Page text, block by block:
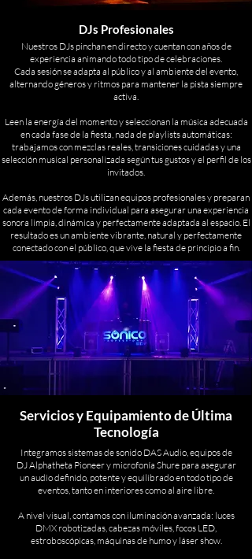
DJs Profesionales
Nuestros DJs pinchan en directo y cuentan con años de
experiencia animando todo tipo de celebraciones.
Cada sesión se adapta al público y al ambiente del evento,
alternando géneros y ritmos para mantener la pista siempre
activa.
Leen la energía del momento y seleccionan la música adecuada
en cada fase de la fiesta, nada de playlists automáticas:
trabajamos con mezclas reales, transiciones cuidadas y una
selección musical personalizada según tus gustos y el perfil de los
invitados.
Además, nuestros DJs utilizan equipos profesionales y preparan
cada evento de forma individual para asegurar una experiencia
sonora limpia, dinámica y perfectamente adaptada al espacio. El
resultado es un ambiente vibrante, natural y perfectamente
conectado con el público, que vive la fiesta de principio a fin.
Servicios y Equipamiento de Última
Tecnología
Integramos sistemas de sonido DAS Audio, equipos de
DJ Alphatheta Pioneer y microfonía Shure para asegurar
un audio definido, potente y equilibrado en todo tipo de
eventos, tanto en interiores como al aire libre.
A nivel visual, contamos con iluminación avanzada: luces
DMX robotizadas, cabezas móviles, focos LED,
estroboscópicas, máquinas de humo y láser show.